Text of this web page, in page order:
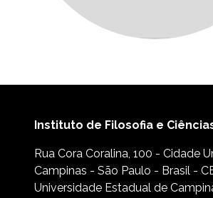
Instituto de Filosofia e
Rua Cora Coralina, 100 - Cidade
Campinas - São Paulo - Brasil -
Universidade Estadual de